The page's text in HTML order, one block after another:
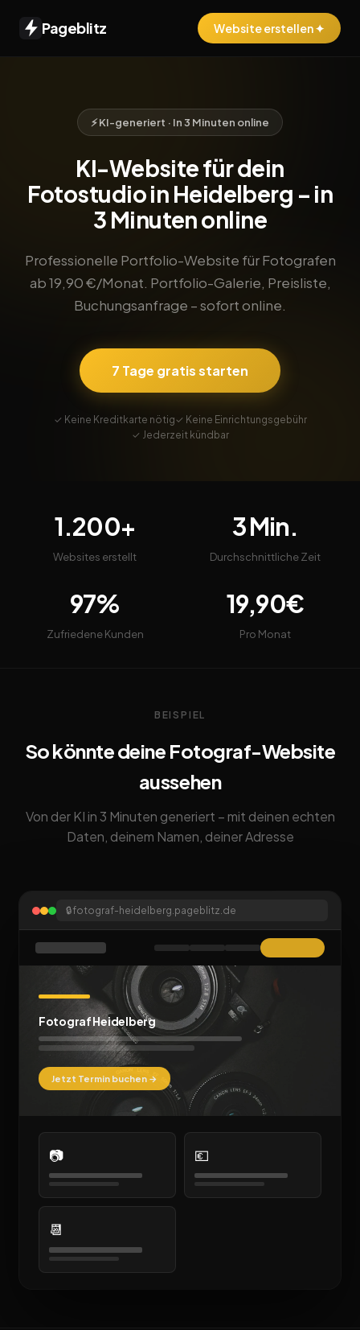
Pageblitz Website erstellen ✦
⚡ KI-generiert · In 3 Minuten online
KI-Website für dein
Fotostudio in Heidelberg – in
3 Minuten online
Professionelle Portfolio-Website für Fotografen
ab 19,90 €/Monat. Portfolio-Galerie, Preisliste,
Buchungsanfrage – sofort online.
7 Tage gratis starten
✓ Keine Kreditkarte nötig✓ Keine Einrichtungsgebühr
✓ Jederzeit kündbar
1.200+
Websites erstellt
3 Min.
Durchschnittliche Zeit
97%
Zufriedene Kunden
19,90€
Pro Monat
BEISPIEL
So könnte deine Fotograf-Website
aussehen
Von der KI in 3 Minuten generiert – mit deinen echten
Daten, deinem Namen, deiner Adresse
🔒fotograf-heidelberg.pageblitz.de
Fotograf Heidelberg
Jetzt Termin buchen →
📷 💶
📆